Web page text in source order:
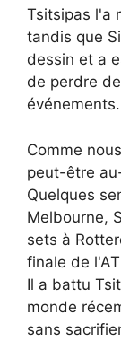
Tsitsipas l'a
tandis que
dessin et a
de perdre
événements.
Comme
peut-être
Quelques
Melbourne,
sets à
finale de
Il a battu
monde
sans